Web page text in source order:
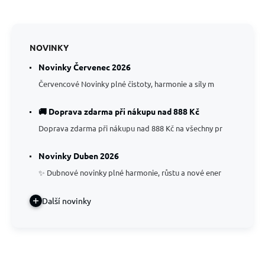
NOVINKY
Novinky Červenec 2026
Červencové Novinky plné čistoty, harmonie a síly m
🚚 Doprava zdarma při nákupu nad 888 Kč
Doprava zdarma při nákupu nad 888 Kč na všechny pr
Novinky Duben 2026
✨ Dubnové novinky plné harmonie, růstu a nové ener
Další novinky